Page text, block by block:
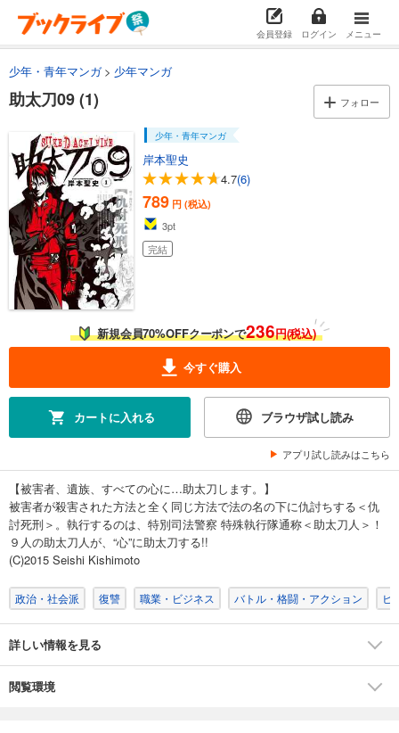
会員登録 ログイン メニュー
少年・青年マンガ 少年マンガ
助太刀09 (1) フォロー
少年・青年マンガ
岸本聖史
4.7(6)
789 円 (税込)
3pt
完結
新規会員70%OFFクーポンで236円(税込)
今すぐ購入
カートに入れる ブラウザ試し読み
アプリ試し読みはこちら
【被害者、遺族、すべての心に…助太刀します。】
被害者が殺害された方法と全く同じ方法で法の名の下に仇討ちする＜仇
討死刑＞。執行するのは、特別司法警察 特殊執行隊通称＜助太刀人＞！
９人の助太刀人が、“心”に助太刀する!!
(C)2015 Seishi Kishimoto
政治・社会派 復讐 職業・ビジネス バトル・格闘・アクション ヒ
詳しい情報を見る
閲覧環境